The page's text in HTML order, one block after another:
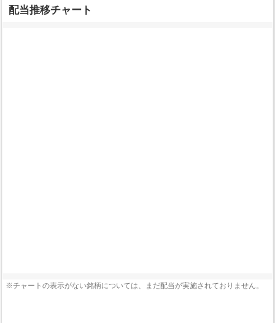
配当推移チャート
※チャートの表示がない銘柄については、まだ配当が実施されておりません。